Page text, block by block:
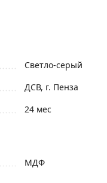
Светло-серый
ДСВ, г. Пенза
24 мес
МДФ